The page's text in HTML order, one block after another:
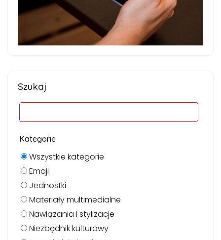
Szukaj
Kategorie
Wszystkie kategorie
Emoji
Jednostki
Materiały multimedialne
Nawiązania i stylizacje
Niezbędnik kulturowy